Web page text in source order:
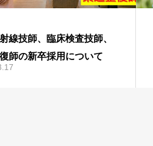
線技師、臨床検査技師、
師の新卒採用について